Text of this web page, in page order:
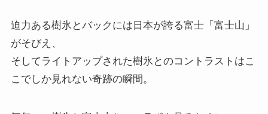
迫力ある樹氷とバックには日本が誇る富士「富士山」
がそびえ、
そしてライトアップされた樹氷とのコントラストはこ
こでしか見れない奇跡の瞬間。